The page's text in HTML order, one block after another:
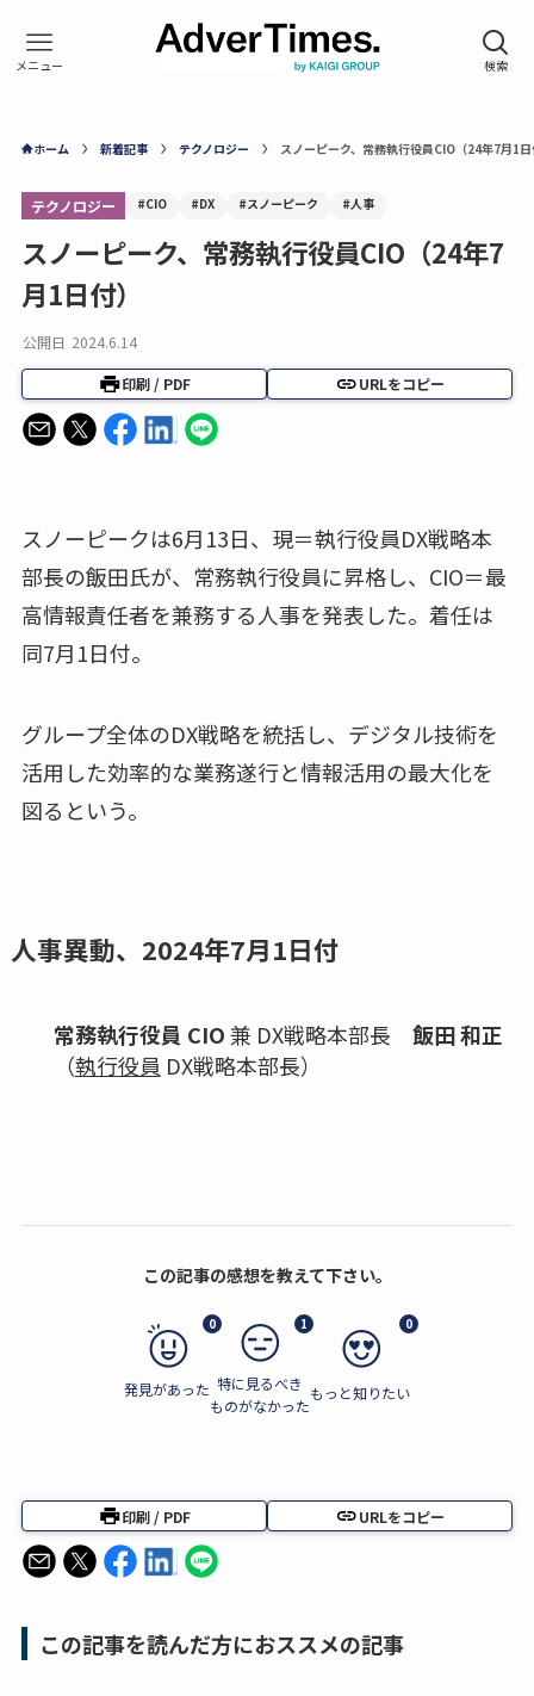
ホーム 新着記事 テクノロジー スノーピーク、常務執行役員CIO（24年7月1
テクノロジー #CIO #DX #スノーピーク #人事
スノーピーク、常務執行役員CIO（24年7
月1日付）
公開日 2024.6.14
印刷 / PDF URLをコピー
スノーピークは6月13日、現＝執行役員DX戦略本
部長の飯田氏が、常務執行役員に昇格し、CIO＝最
高情報責任者を兼務する人事を発表した。着任は
同7月1日付。
グループ全体のDX戦略を統括し、デジタル技術を
活用した効率的な業務遂行と情報活用の最大化を
図るという。
人事異動、2024年7月1日付
常務執行役員 CIO兼 DX戦略本部長 飯田 和正
（執行役員 DX戦略本部長）
この記事の感想を教えて下さい。
0
発見があった
1
特に見るべき
ものがなかった
0
もっと知りたい
印刷 / PDF URLをコピー
この記事を読んだ方におススメの記事